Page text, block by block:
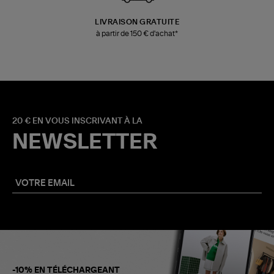
LIVRAISON GRATUITE
à partir de 150 € d'achat*
20 € EN VOUS INSCRIVANT À LA
NEWSLETTER
-10% EN TÉLÉCHARGEANT